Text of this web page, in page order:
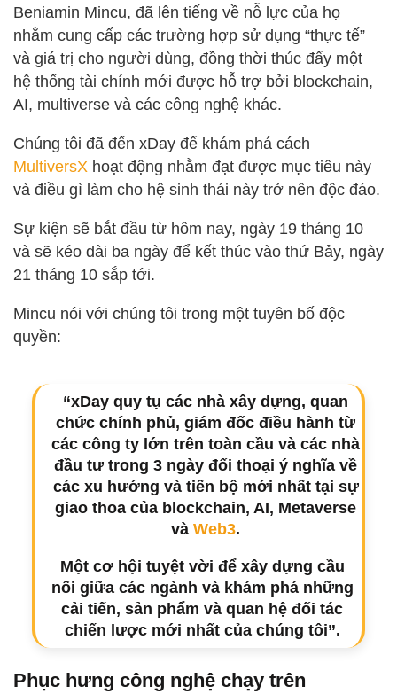
Beniamin Mincu, đã lên tiếng về nỗ lực của họ
nhằm cung cấp các trường hợp sử dụng “thực tế”
và giá trị cho người dùng, đồng thời thúc đẩy một
hệ thống tài chính mới được hỗ trợ bởi blockchain,
AI, multiverse và các công nghệ khác.
Chúng tôi đã đến xDay để khám phá cách
MultiversX hoạt động nhằm đạt được mục tiêu này
và điều gì làm cho hệ sinh thái này trở nên độc đáo.
Sự kiện sẽ bắt đầu từ hôm nay, ngày 19 tháng 10
và sẽ kéo dài ba ngày để kết thúc vào thứ Bảy, ngày
21 tháng 10 sắp tới.
Mincu nói với chúng tôi trong một tuyên bố độc
quyền:
“xDay quy tụ các nhà xây dựng, quan
chức chính phủ, giám đốc điều hành từ
các công ty lớn trên toàn cầu và các nhà
đầu tư trong 3 ngày đối thoại ý nghĩa về
các xu hướng và tiến bộ mới nhất tại sự
giao thoa của blockchain, AI, Metaverse
và Web3.
Một cơ hội tuyệt vời để xây dựng cầu
nối giữa các ngành và khám phá những
cải tiến, sản phẩm và quan hệ đối tác
chiến lược mới nhất của chúng tôi”.
Phục hưng công nghệ chạy trên